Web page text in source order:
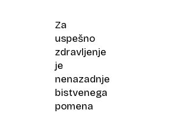
krvni
tlak
in
ga
pravočasno
znižati
Za
uspešno
zdravljenje
je
nenazadnje
bistvenega
pomena